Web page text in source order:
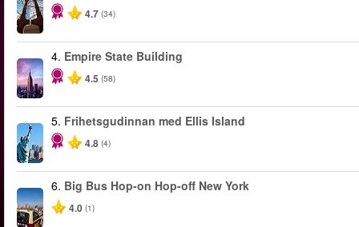
4.7 (34)
4. Empire State Building
4.5 (58)
5. Frihetsgudinnan med Ellis Island
4.8 (4)
6. Big Bus Hop-on Hop-off New York
4.0 (1)